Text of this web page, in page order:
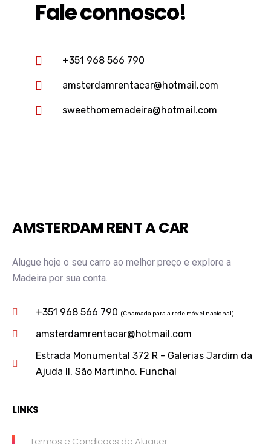
Fale connosco!
+351 968 566 790
amsterdamrentacar@hotmail.com
sweethomemadeira@hotmail.com
AMSTERDAM RENT A CAR
Alugue hoje o seu carro ao melhor preço e explore a
Madeira por sua conta.
+351 968 566 790 (Chamada para a rede móvel nacional)
amsterdamrentacar@hotmail.com
Estrada Monumental 372 R - Galerias Jardim da
Ajuda II, São Martinho, Funchal
LINKS
Termos e Condições de Aluguer